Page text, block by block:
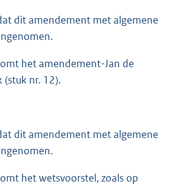
dit amendement met algemene
het amendement-Jan de
(stuk nr. 12).
dit amendement met algemene
het wetsvoorstel, zoals op